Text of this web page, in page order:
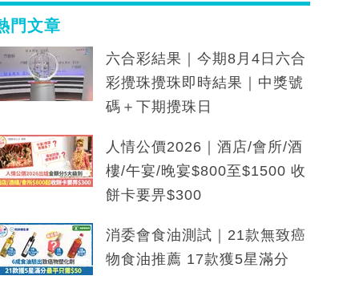
門文章
六合彩結果｜今期8月4日六合
彩攪珠攪珠即時結果｜中獎號
碼＋下期攪珠日
人情公價2026｜酒店/會所/酒
樓/午宴/晚宴$800至$1500 收
餅卡要畀$300
消委會食油測試｜21款無致癌
物食油推薦 17款獲5星滿分